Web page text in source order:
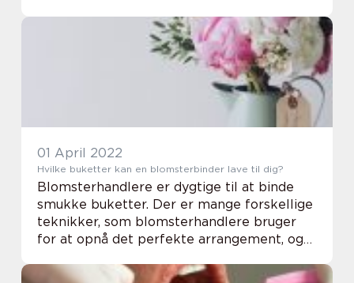
smerter eller stivhed? Så er det på tide at
01 April 2022
Hvilke buketter kan en blomsterbinder lave til dig?
Blomsterhandlere er dygtige til at binde
smukke buketter. Der er mange forskellige
teknikker, som blomsterhandlere bruger
for at opnå det perfekte arrangement, og
binder, afhænger af deres personlige stil og